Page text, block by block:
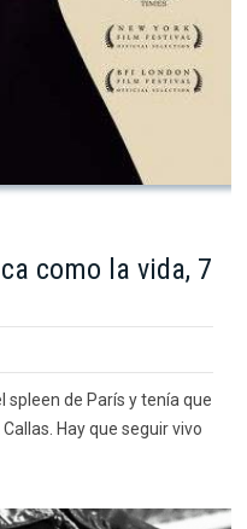
como la vida, 7
spleen de París y tenía que
Hay que seguir vivo